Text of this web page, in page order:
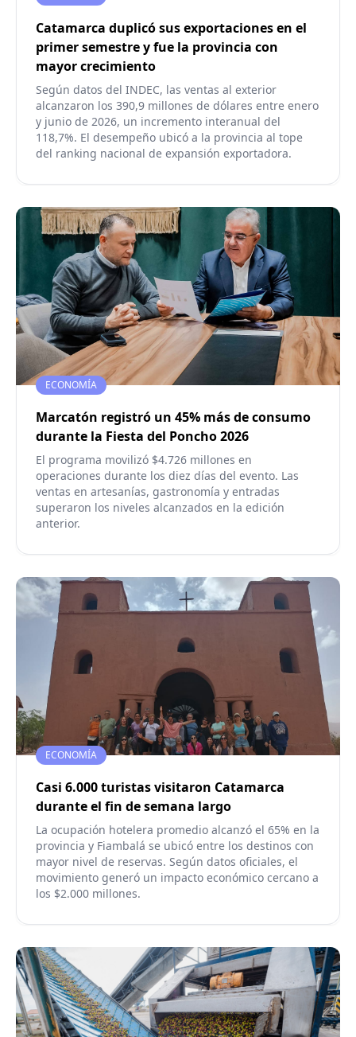
Catamarca duplicó sus exportaciones en el
primer semestre y fue la provincia con
mayor crecimiento
Según datos del INDEC, las ventas al exterior
alcanzaron los 390,9 millones de dólares entre enero
y junio de 2026, un incremento interanual del
118,7%. El desempeño ubicó a la provincia al tope
del ranking nacional de expansión exportadora.
ECONOMÍA
Marcatón registró un 45% más de consumo
durante la Fiesta del Poncho 2026
El programa movilizó $4.726 millones en
operaciones durante los diez días del evento. Las
ventas en artesanías, gastronomía y entradas
superaron los niveles alcanzados en la edición
anterior.
ECONOMÍA
Casi 6.000 turistas visitaron Catamarca
durante el fin de semana largo
La ocupación hotelera promedio alcanzó el 65% en la
provincia y Fiambalá se ubicó entre los destinos con
mayor nivel de reservas. Según datos oficiales, el
movimiento generó un impacto económico cercano a
los $2.000 millones.